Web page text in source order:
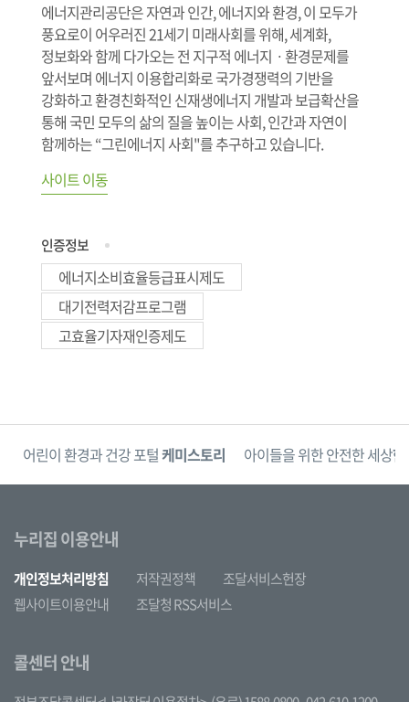
에너지관리공단은 자연과 인간, 에너지와 환경, 이 모두가
풍요로이 어우러진 21세기 미래사회를 위해, 세계화,
정보화와 함께 다가오는 전 지구적 에너지ㆍ환경문제를
앞서보며 에너지 이용합리화로 국가경쟁력의 기반을
강화하고 환경친화적인 신재생에너지 개발과 보급확산을
통해 국민 모두의 삶의 질을 높이는 사회, 인간과 자연이
함께하는 “그린에너지 사회"를 추구하고 있습니다.
사이트 이동
인증정보
에너지소비효율등급표시제도
대기전력저감프로그램
고효율기자재인증제도
어린이 환경과 건강 포털케미스토리 아이들을 위한 안전한 세상
누리집 이용안내
개인정보처리방침 저작권정책
조달서비스헌장
웹사이트이용안내
조달청 RSS서비스
콜센터 안내